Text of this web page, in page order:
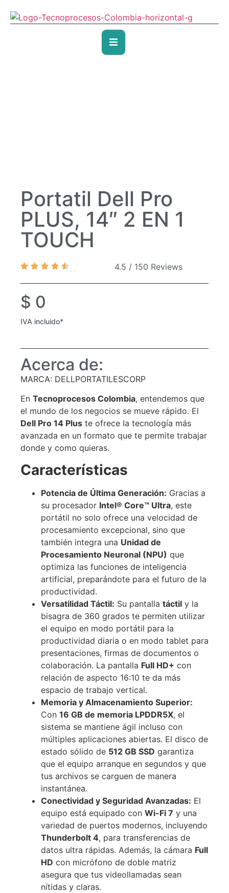
Portatil Dell Pro
PLUS, 14″ 2 EN 1
TOUCH
4.5 / 150 Reviews
$ 0
IVA incluido*
Acerca de:
MARCA: DELLPORTATILESCORP
En Tecnoprocesos Colombia, entendemos que
el mundo de los negocios se mueve rápido. El
Dell Pro 14 Plus te ofrece la tecnología más
avanzada en un formato que te permite trabajar
donde y como quieras.
Características
Potencia de Última Generación: Gracias a
su procesador Intel® Core™ Ultra, este
portátil no solo ofrece una velocidad de
procesamiento excepcional, sino que
también integra una Unidad de
Procesamiento Neuronal (NPU) que
optimiza las funciones de inteligencia
artificial, preparándote para el futuro de la
productividad.
Versatilidad Táctil: Su pantalla táctil y la
bisagra de 360 grados te permiten utilizar
el equipo en modo portátil para la
productividad diaria o en modo tablet para
presentaciones, firmas de documentos o
colaboración. La pantalla Full HD+ con
relación de aspecto 16:10 te da más
espacio de trabajo vertical.
Memoria y Almacenamiento Superior:
Con 16 GB de memoria LPDDR5X, el
sistema se mantiene ágil incluso con
múltiples aplicaciones abiertas. El disco de
estado sólido de 512 GB SSD garantiza
que el equipo arranque en segundos y que
tus archivos se carguen de manera
instantánea.
Conectividad y Seguridad Avanzadas: El
equipo está equipado con Wi-Fi 7 y una
variedad de puertos modernos, incluyendo
Thunderbolt 4, para transferencias de
datos ultra rápidas. Además, la cámara Full
HD con micrófono de doble matriz
asegura que tus videollamadas sean
nítidas y claras.